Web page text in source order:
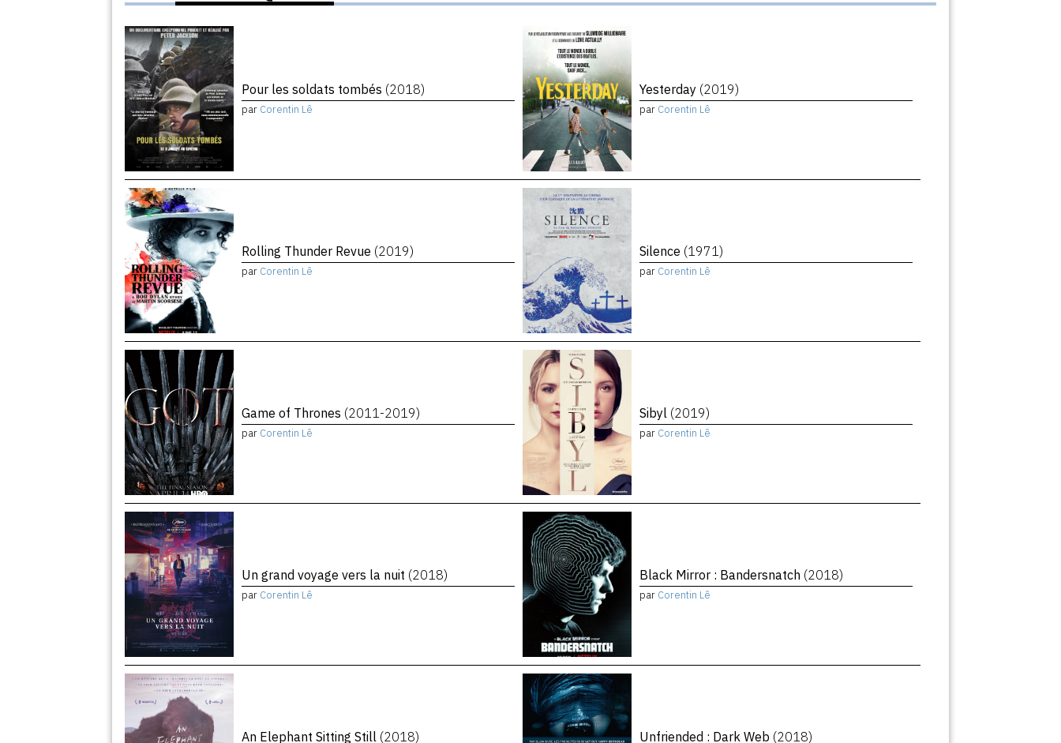
Pour les soldats tombés (2018)
par Corentin Lê
Yesterday (2019)
par Corentin Lê
Rolling Thunder Revue (2019)
par Corentin Lê
Silence (1971)
par Corentin Lê
Game of Thrones (2011-2019)
par Corentin Lê
Sibyl (2019)
par Corentin Lê
Un grand voyage vers la nuit (2018)
par Corentin Lê
Black Mirror : Bandersnatch (2018)
par Corentin Lê
An Elephant Sitting Still (2018) Unfriended : Dark Web (2018)